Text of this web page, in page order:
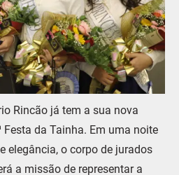
Rincão já tem a sua nova
Festa da Tainha. Em uma noite
elegância, o corpo de jurados
a missão de representar a